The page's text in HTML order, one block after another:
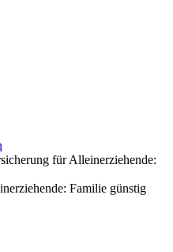
für Alleinerziehende: